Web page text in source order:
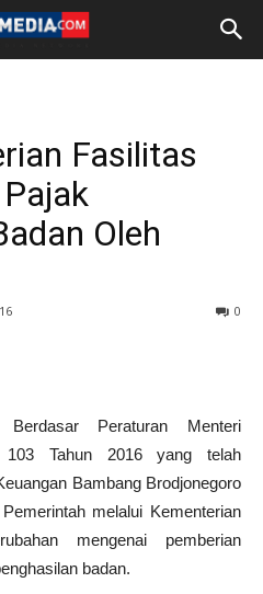
Fasilitas
Oleh
0
Peraturan Menteri
103 Tahun 2016 yang telah
Bambang Brodjonegoro
melalui Kementerian
mengenai pemberian
badan.